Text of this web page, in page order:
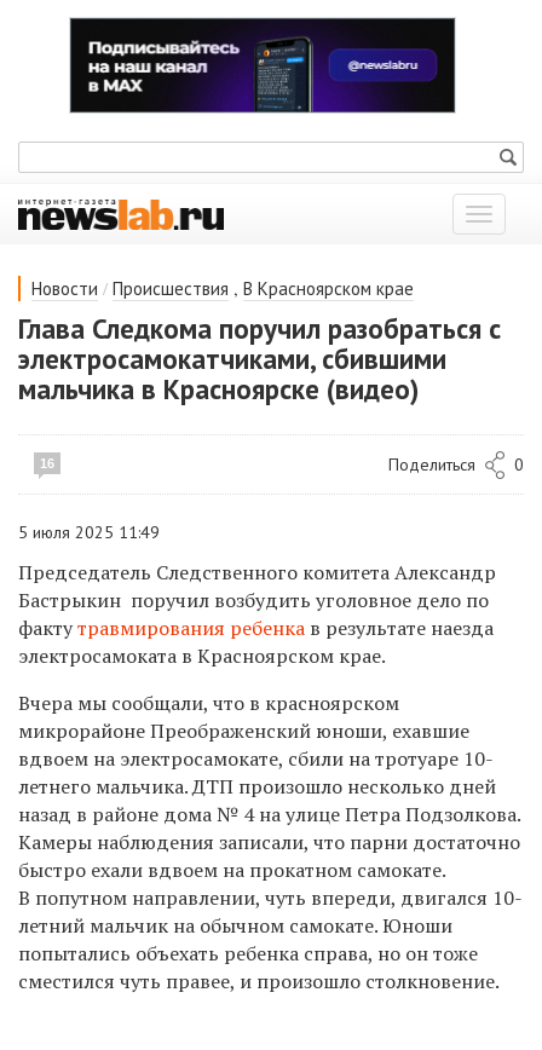
Показать
меню
Новости / Происшествия , В Красноярском крае
Глава Следкома поручил разобраться с
электросамокатчиками, сбившими
мальчика в Красноярске (видео)
16 Поделиться 0
5 июля 2025 11:49
Председатель Следственного комитетаАлександр
Бастрыкин поручил возбудить уголовное дело по
фактутравмирования ребенка в результате наезда
электросамоката в Красноярском крае.
Вчера мы сообщали, что в красноярском
микрорайоне Преображенский юноши, ехавшие
вдвоем на электросамокате, сбили на тротуаре 10-
летнего мальчика. ДТП произошло несколько дней
назад в районе дома № 4 на улице Петра Подзолкова.
Камеры наблюдения записали, что парни достаточно
быстро ехали вдвоем на прокатном самокате.
В попутном направлении, чуть впереди, двигался 10-
летний мальчик на обычном самокате. Юноши
попытались объехать ребенка справа, но он тоже
сместился чуть правее, и произошло столкновение.